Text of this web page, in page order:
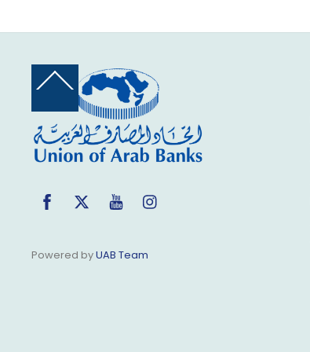
Back
Top
Facebook
Twitter YouTube
Powered byUAB Team